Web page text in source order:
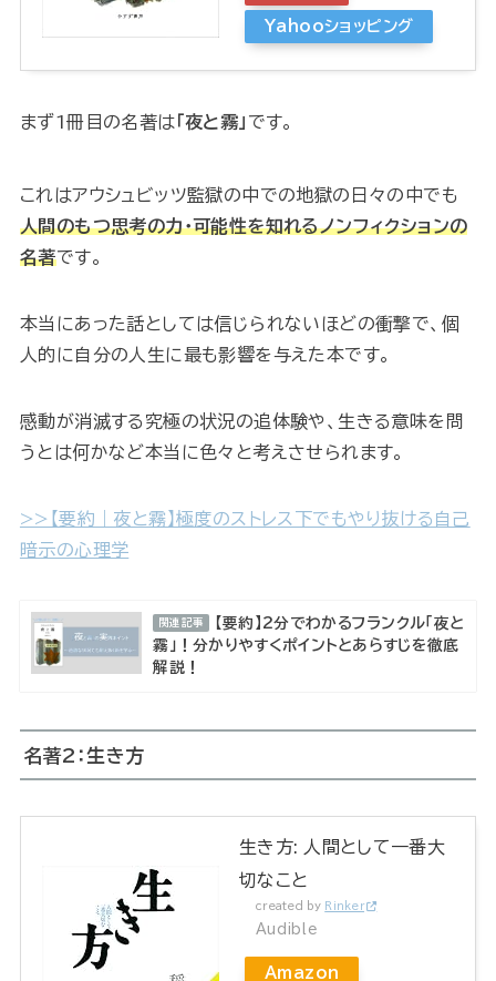
Yahooショッピング
まず1冊目の名著は 「夜と霧」 です。
これはアウシュビッツ監獄の中での地獄の日々の中でも
人間のもつ思考の力・可能性を知れるノンフィクションの
名著です。
本当にあった話としては信じられないほどの衝撃で、個
人的に自分の人生に最も影響を与えた本です。
感動が消滅する究極の状況の追体験や、生きる意味を問
うとは何かなど本当に色々と考えさせられます。
>>【要約｜夜と霧】極度のストレス下でもやり抜ける自己
暗示の心理学
関連記事
【要約】2分でわかるフランクル「夜と
霧」！分かりやすくポイントとあらすじを徹底
解説！
名著2：生き方
生き方: 人間として一番大
切なこと
created by Rinker
Audible
Amazon